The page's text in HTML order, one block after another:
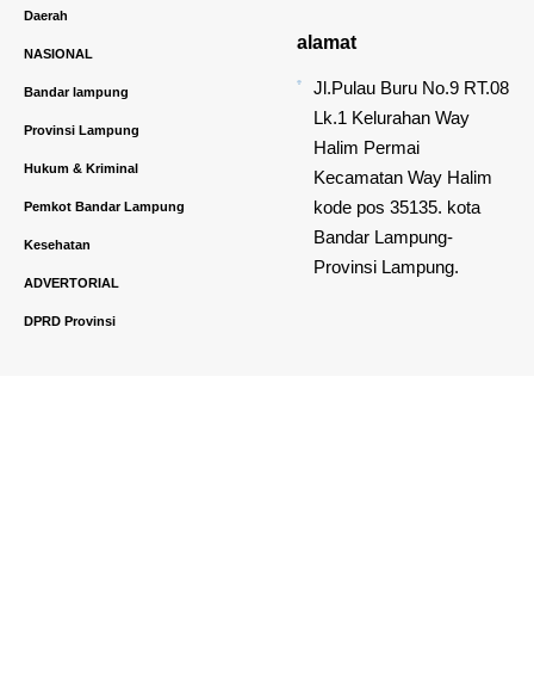
Daerah
NASIONAL
Bandar lampung
Provinsi Lampung
Hukum & Kriminal
Pemkot Bandar Lampung
Kesehatan
ADVERTORIAL
DPRD Provinsi
alamat
Jl.Pulau Buru No.9 RT.08
Lk.1 Kelurahan Way
Halim Permai
Kecamatan Way Halim
kode pos 35135. kota
Bandar Lampung-
Provinsi Lampung.